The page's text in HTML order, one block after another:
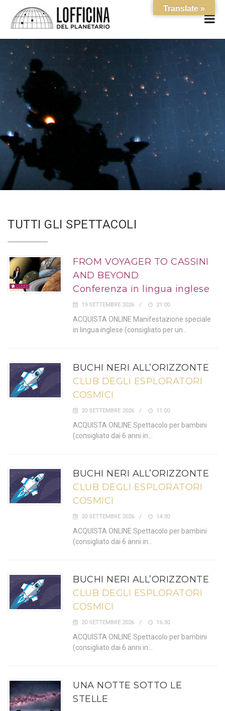
TUTTI GLI SPETTACOLI
FROM VOYAGER TO CASSINI
AND BEYOND
Conferenza in lingua inglese
19 SETTEMBRE 2026 21:00
ACQUISTA ONLINE Manifestazione speciale
in lingua inglese (consigliato per un…
BUCHI NERI ALL’ORIZZONTE
CLUB DEGLI ESPLORATORI
COSMICI
20 SETTEMBRE 2026 11:00
ACQUISTA ONLINE Spettacolo per bambini
(consigliato dai 6 anni in…
BUCHI NERI ALL’ORIZZONTE
CLUB DEGLI ESPLORATORI
COSMICI
20 SETTEMBRE 2026 14:30
ACQUISTA ONLINE Spettacolo per bambini
(consigliato dai 6 anni in…
BUCHI NERI ALL’ORIZZONTE
CLUB DEGLI ESPLORATORI
COSMICI
20 SETTEMBRE 2026 16:30
ACQUISTA ONLINE Spettacolo per bambini
(consigliato dai 6 anni in…
UNA NOTTE SOTTO LE
STELLE
Translate »